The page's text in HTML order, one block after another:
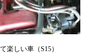
楽しい車（S15）